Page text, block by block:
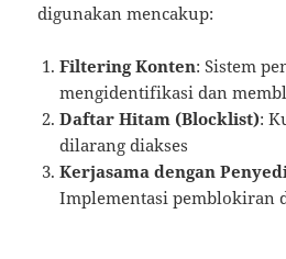
digunakan mencakup:
Filtering Konten: Sistem
mengidentifikasi dan
Daftar Hitam (Blocklist):
dilarang diakses
Kerjasama dengan
Implementasi pemblokiran